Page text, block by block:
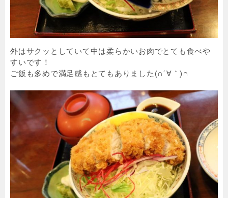
外はサクッとしていて中は柔らかいお肉でとても食べや
すいです！
ご飯も多めで満足感もとてもありました(∩´∀｀)∩